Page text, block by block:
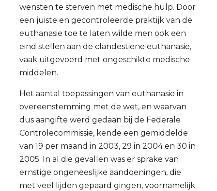
wensten te sterven met medische hulp. Door
een juiste en gecontroleerde praktijk van de
euthanasie toe te laten wilde men ook een
eind stellen aan de clandestiene euthanasie,
vaak uitgevoerd met ongeschikte medische
middelen.
Het aantal toepassingen van euthanasie in
overeenstemming met de wet, en waarvan
dus aangifte werd gedaan bij de Federale
Controlecommissie, kende een gemiddelde
van 19 per maand in 2003, 29 in 2004 en 30 in
2005. In al die gevallen was er sprake van
ernstige ongeneeslijke aandoeningen, die
met veel lijden gepaard gingen, voornamelijk